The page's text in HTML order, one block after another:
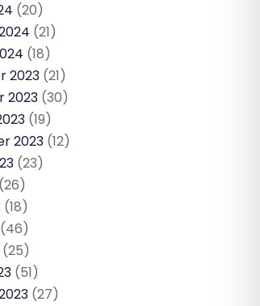
(20)
(21)
(18)
2023 (21)
2023 (30)
(19)
2023 (12)
(23)
(26)
(18)
(46)
(25)
(51)
(27)